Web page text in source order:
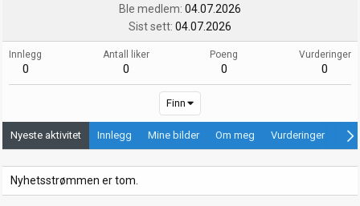
Ble medlem 04.07.2026
Sist sett 04.07.2026
Innlegg
0
Antall liker
0
Poeng
0
Vurderinger
0
Finn
Nyeste aktivitet Innlegg Mine bilder Om meg Vurderinger
Nyhetsstrømmen er tom.